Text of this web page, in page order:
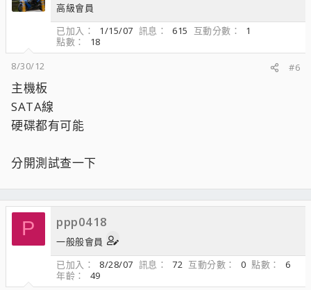
高級會員
已加入
1/15/07 訊息 615 互動分數
1
點數
18
8/30/12
#6
主機板
SATA線
硬碟都有可能
分開測試查一下
P ppp0418
一般般會員
已加入
8/28/07 訊息 72 互動分數 0 點數
6
年齡
49